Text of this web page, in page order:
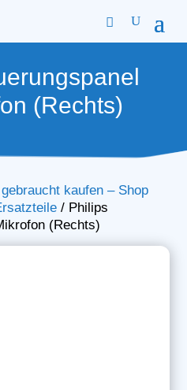
(Rechts)
kaufen – Shop
/ Philips
(Rechts)